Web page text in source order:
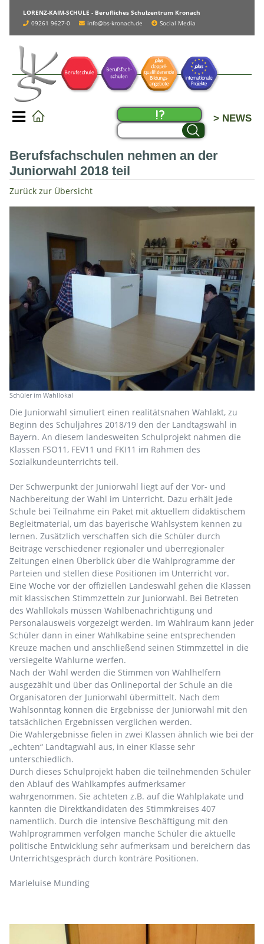
LORENZ-KAIM-SCHULE - Berufliches Schulzentrum Kronach
09261 9627-0
info@bs-kronach.de Social Media
> NEWS
Berufsfachschulen nehmen an der
Juniorwahl 2018 teil
Zurück zur Übersicht
Schüler im Wahllokal
Die Juniorwahl simuliert einen realitätsnahen Wahlakt, zu
Beginn des Schuljahres 2018/19 den der Landtagswahl in
Bayern. An diesem landesweiten Schulprojekt nahmen die
Klassen FSO11, FEV11 und FKI11 im Rahmen des
Sozialkundeunterrichts teil.
Der Schwerpunkt der Juniorwahl liegt auf der Vor- und
Nachbereitung der Wahl im Unterricht. Dazu erhält jede
Schule bei Teilnahme ein Paket mit aktuellem didaktischem
Begleitmaterial, um das bayerische Wahlsystem kennen zu
lernen. Zusätzlich verschaffen sich die Schüler durch
Beiträge verschiedener regionaler und überregionaler
Zeitungen einen Überblick über die Wahlprogramme der
Parteien und stellen diese Positionen im Unterricht vor.
Eine Woche vor der offiziellen Landeswahl gehen die Klassen
mit klassischen Stimmzetteln zur Juniorwahl. Bei Betreten
des Wahllokals müssen Wahlbenachrichtigung und
Personalausweis vorgezeigt werden. Im Wahlraum kann jeder
Schüler dann in einer Wahlkabine seine entsprechenden
Kreuze machen und anschließend seinen Stimmzettel in die
versiegelte Wahlurne werfen.
Nach der Wahl werden die Stimmen von Wahlhelfern
ausgezählt und über das Onlineportal der Schule an die
Organisatoren der Juniorwahl übermittelt. Nach dem
Wahlsonntag können die Ergebnisse der Juniorwahl mit den
tatsächlichen Ergebnissen verglichen werden.
Die Wahlergebnisse fielen in zwei Klassen ähnlich wie bei der
„echten“ Landtagwahl aus, in einer Klasse sehr
unterschiedlich.
Durch dieses Schulprojekt haben die teilnehmenden Schüler
den Ablauf des Wahlkampfes aufmerksamer
wahrgenommen. Sie achteten z.B. auf die Wahlplakate und
kannten die Direktkandidaten des Stimmkreises 407
namentlich. Durch die intensive Beschäftigung mit den
Wahlprogrammen verfolgen manche Schüler die aktuelle
politische Entwicklung sehr aufmerksam und bereichern das
Unterrichtsgespräch durch konträre Positionen.
Marieluise Munding